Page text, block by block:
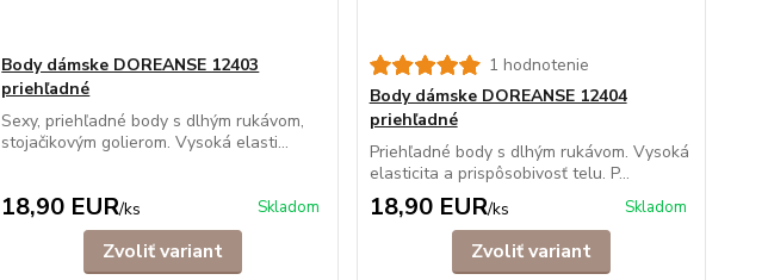
Body dámske DOREANSE 12403
priehľadné
Sexy, priehľadné body s dlhým rukávom,
stojačikovým golierom. Vysoká elasti...
18,90 EUR/ks Skladom
Zvoliť variant
1 hodnotenie
Body dámske DOREANSE 12404
priehľadné
Priehľadné body s dlhým rukávom. Vysoká
elasticita a prispôsobivosť telu. P...
18,90 EUR/ks Skladom
Zvoliť variant